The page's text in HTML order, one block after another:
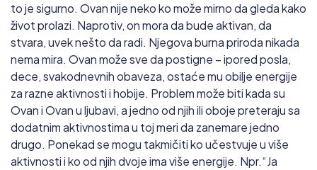
to je sigurno. Ovan nije neko ko može mirno da gleda kako
život prolazi. Naprotiv, on mora da bude aktivan, da
stvara, uvek nešto da radi. Njegova burna priroda nikada
nema mira. Ovan može sve da postigne – ipored posla,
dece, svakodnevnih obaveza, ostaće mu obilje energije
za razne aktivnosti i hobije. Problem može biti kada su
Ovan i Ovan u ljubavi, a jedno od njih ili oboje preteraju sa
dodatnim aktivnostima u toj meri da zanemare jedno
drugo. Ponekad se mogu takmičiti ko učestvuje u više
aktivnosti i ko od njih dvoje ima više energije. Npr.“Ja